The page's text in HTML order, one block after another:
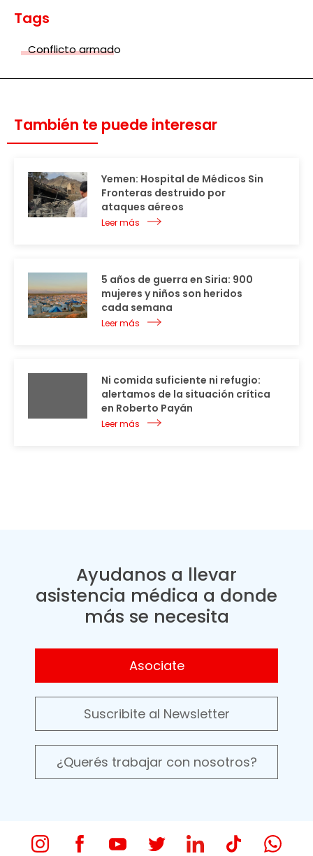
Tags
Conflicto armado
También te puede interesar
Yemen: Hospital de Médicos Sin
Fronteras destruido por
ataques aéreos
Leer más
5 años de guerra en Siria: 900
mujeres y niños son heridos
cada semana
Leer más
Ni comida suficiente ni refugio:
alertamos de la situación crítica
en Roberto Payán
Leer más
Ayudanos a llevar
asistencia médica a donde
más se necesita
Asociate
Suscribite al Newsletter
¿Querés trabajar con nosotros?